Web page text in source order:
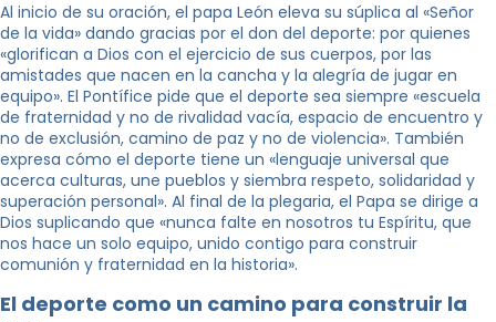
Al inicio de su oración, el papa León eleva su súplica al «Señor
de la vida» dando gracias por el don del deporte: por quienes
«glorifican a Dios con el ejercicio de sus cuerpos, por las
amistades que nacen en la cancha y la alegría de jugar en
equipo». El Pontífice pide que el deporte sea siempre «escuela
de fraternidad y no de rivalidad vacía, espacio de encuentro y
no de exclusión, camino de paz y no de violencia». También
expresa cómo el deporte tiene un «lenguaje universal que
acerca culturas, une pueblos y siembra respeto, solidaridad y
superación personal». Al final de la plegaria, el Papa se dirige a
Dios suplicando que «nunca falte en nosotros tu Espíritu, que
nos hace un solo equipo, unido contigo para construir
comunión y fraternidad en la historia».
El deporte como un camino para construir la